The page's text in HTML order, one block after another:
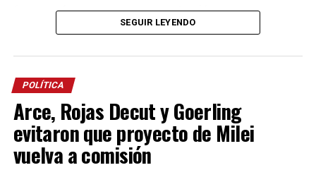
favorecería a una mayor concentración y
extranjerización de la tierra, permitiendo una mayor
compra de tierras productivas”, alertó uno de los
manifestantes presentes.
Y añadió: “Misiones es capital de la biodiversidad, su
territorio está sobre el Acuífero Guaraní y eso es
estratégico considerando además su ubicación
geográfica en la Triple Frontera
SEGUIR LEYENDO
POLÍTICA
Arce, Rojas Decut y Goerling
evitaron que proyecto de Milei
vuelva a comisión